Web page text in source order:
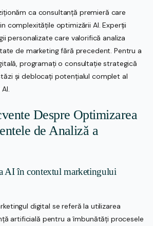
ca consultanță premieră care
complexitățile optimizării AI. Experții
personalizate care valorifică analiza
de marketing fără precedent. Pentru a
programați o consultație strategică
și deblocați potențialul complet al
Despre Optimizarea
de Analiză a
AI în contextul marketingului
digital se referă la utilizarea
artificială pentru a îmbunătăți procesele